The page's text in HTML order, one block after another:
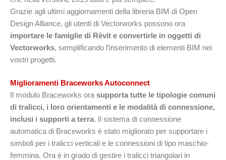
Grazie agli ultimi aggiornamenti della libreria BIM di Open
Design Alliance, gli utenti di Vectorworks possono ora
importare le famiglie di Rèvit e convertirle in oggetti di
Vectorworks, semplificando l’inserimento di elementi BIM nei
vostri progetti.
Miglioramenti Braceworks Autoconnect
Il modulo Braceworks ora supporta tutte le tipologie comuni
di tralicci, i loro orientamenti e le modalità di connessione,
inclusi i supporti a terra. Il sistema di connessione
automatica di Braceworks è stato migliorato per supportare i
simboli per i tralicci verticali e le connessioni di tipo maschio-
femmina. Ora è in grado di gestire i tralicci triangolari in